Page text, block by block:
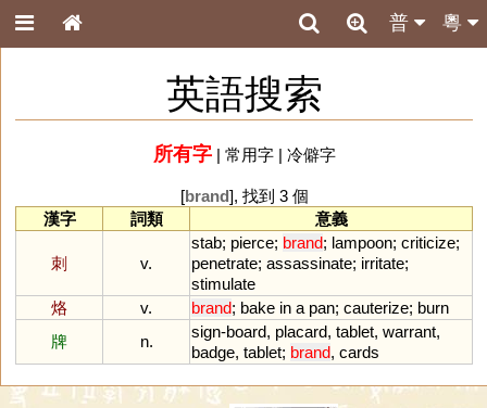
粵
普
英語搜索
所有字| 常用字| 冷僻字
[brand], 找到 3 個
漢字
詞類 意義
刺 v.
stab; pierce; brand; lampoon; criticize;
penetrate; assassinate; irritate;
stimulate
烙
v. brand; bake in a pan; cauterize; burn
牌
n.
sign-board, placard, tablet, warrant,
badge, tablet; brand, cards